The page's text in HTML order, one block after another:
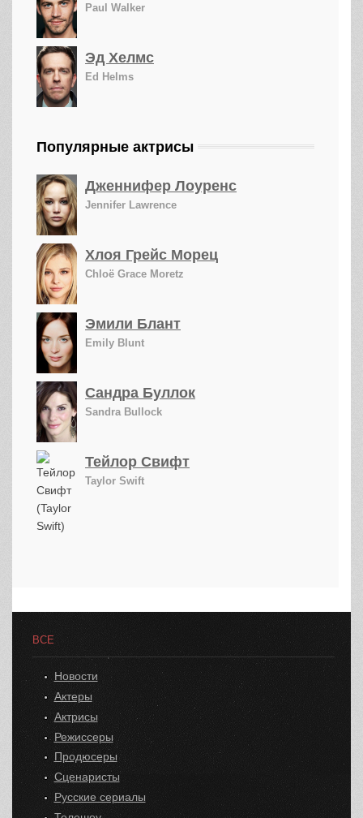
Paul Walker
Эд Хелмс
Ed Helms
Популярные актрисы
Дженнифер Лоуренс
Jennifer Lawrence
Хлоя Грейс Морец
Chloë Grace Moretz
Эмили Блант
Emily Blunt
Сандра Буллок
Sandra Bullock
Тейлор Свифт
Taylor Swift
ВСЕ
Новости
Актеры
Актрисы
Режиссеры
Продюсеры
Сценаристы
Русские сериалы